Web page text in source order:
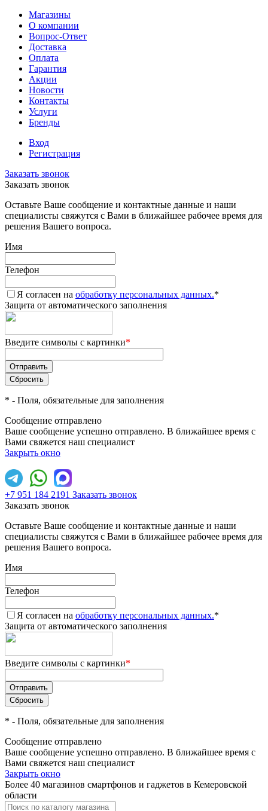
Магазины
О компании
Вопрос-Ответ
Доставка
Оплата
Гарантия
Акции
Новости
Контакты
Услуги
Бренды
Вход
Регистрация
Заказать звонок
Заказать звонок
Оставьте Ваше сообщение и контактные данные и наши
специалисты свяжутся с Вами в ближайшее рабочее время для
решения Вашего вопроса.
Имя
Телефон
Я согласен на обработку персональных данных.*
Защита от автоматического заполнения
Введите символы с картинки*
* - Поля, обязательные для заполнения
Сообщение отправлено
Ваше сообщение успешно отправлено. В ближайшее время с
Вами свяжется наш специалист
Закрыть окно
+7 951 184 2191 Заказать звонок
Заказать звонок
Оставьте Ваше сообщение и контактные данные и наши
специалисты свяжутся с Вами в ближайшее рабочее время для
решения Вашего вопроса.
Имя
Телефон
Я согласен на обработку персональных данных.*
Защита от автоматического заполнения
Введите символы с картинки*
* - Поля, обязательные для заполнения
Сообщение отправлено
Ваше сообщение успешно отправлено. В ближайшее время с
Вами свяжется наш специалист
Закрыть окно
Более 40 магазинов смартфонов и гаджетов в Кемеровской
области